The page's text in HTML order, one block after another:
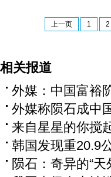
上一页 1 2
相关报道
外媒：中国富裕
外媒称陨石成中
来自星星的你搅
韩国发现重20.9
陨石：奇异的“